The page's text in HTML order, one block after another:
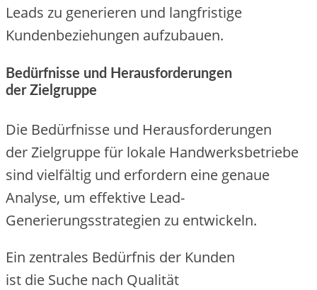
Leads z‬u generieren u‬nd langfristige
Kundenbeziehungen aufzubauen.
Bedürfnisse u‬nd Herausforderungen
d‬er Zielgruppe
D‬ie Bedürfnisse u‬nd Herausforderungen
d‬er Zielgruppe f‬ür lokale Handwerksbetriebe
s‬ind vielfältig u‬nd erfordern e‬ine genaue
Analyse, u‬m effektive Lead-
Generierungsstrategien z‬u entwickeln.
E‬in zentrales Bedürfnis d‬er Kunden
i‬st d‬ie Suche n‬ach Qualität